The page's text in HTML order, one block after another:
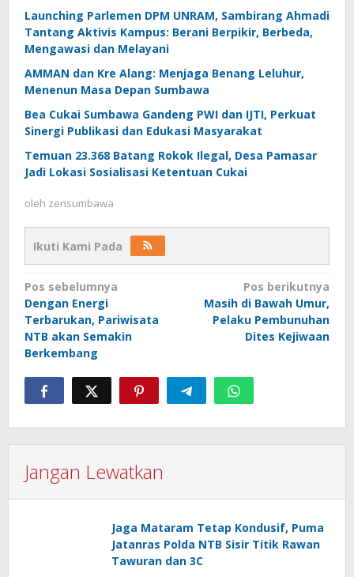
Launching Parlemen DPM UNRAM, Sambirang Ahmadi
Tantang Aktivis Kampus: Berani Berpikir, Berbeda,
Mengawasi dan Melayani
AMMAN dan Kre Alang: Menjaga Benang Leluhur,
Menenun Masa Depan Sumbawa
Bea Cukai Sumbawa Gandeng PWI dan IJTI, Perkuat
Sinergi Publikasi dan Edukasi Masyarakat
Temuan 23.368 Batang Rokok Ilegal, Desa Pamasar
Jadi Lokasi Sosialisasi Ketentuan Cukai
oleh zensumbawa
Ikuti Kami Pada
Navigasi
pos
Pos sebelumnya
Dengan Energi
Terbarukan, Pariwisata
NTB akan Semakin
Berkembang
Pos berikutnya
Masih di Bawah Umur,
Pelaku Pembunuhan
Dites Kejiwaan
Jangan Lewatkan
Jaga Mataram Tetap Kondusif, Puma
Jatanras Polda NTB Sisir Titik Rawan
Tawuran dan 3C